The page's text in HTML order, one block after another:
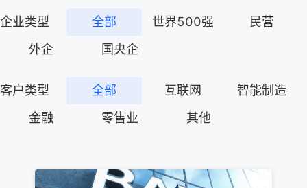
企业类型 全部 世界500强
民营
外企
国央企
客户类型 全部 互联网
智能制造
金融
零售业 其他